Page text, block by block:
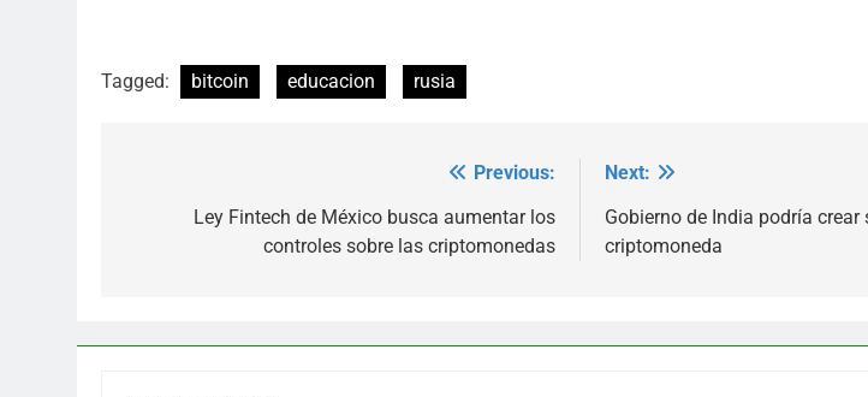
Tagged: bitcoin educacion rusia
navigation
Previous:
Ley Fintech de México busca aumentar los
controles sobre las criptomonedas
Next:
Gobierno de India podría crear
criptomoneda